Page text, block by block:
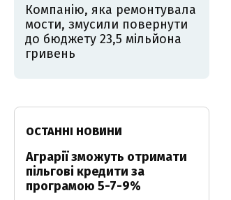
Компанію, яка ремонтувала
мости, змусили повернути
до бюджету 23,5 мільйона
гривень
ОСТАННІ НОВИНИ
Аграрії зможуть отримати
пільгові кредити за
програмою 5-7-9%